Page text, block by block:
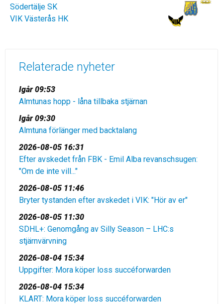
Södertälje SK
VIK Västerås HK
Relaterade nyheter
Igår 09:53
Almtunas hopp - låna tillbaka stjärnan
Igår 09:30
Almtuna förlänger med backtalang
2026-08-05 16:31
Efter avskedet från FBK - Emil Alba revanschsugen:
"Om de inte vill..."
2026-08-05 11:46
Bryter tystanden efter avskedet i VIK: "Hör av er"
2026-08-05 11:30
SDHL+: Genomgång av Silly Season – LHC:s
stjärnvärvning
2026-08-04 15:34
Uppgifter: Mora köper loss succéforwarden
2026-08-04 15:34
KLART: Mora köper loss succéforwarden